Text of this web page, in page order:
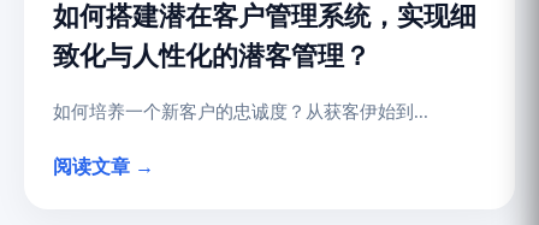
如何搭建潜在客户管理系统，实现细
致化与人性化的潜客管理？
如何培养一个新客户的忠诚度？从获客伊始到...
阅读文章 →